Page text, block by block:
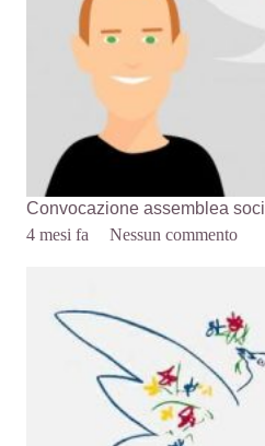
Convocazione assemblea soci
4 mesi fa
Nessun commento